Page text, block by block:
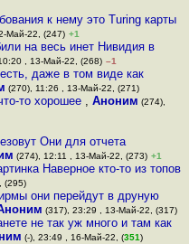
к нему это Turing карты
Май-22, (247) +1
на весь инет Нивидия в
, 13-Май-22, (268) –1
даже в том виде как
(270), 11:26 , 13-Май-22, (271)
то хорошее , Аноним (274),
Они для отчета
(274), 12:11 , 13-Май-22, (273) +1
Наверное кто-то из топов
(295)
они перейдут в друную
(317), 23:29 , 13-Май-22, (317)
не так уж много и там как
(-), 23:49 , 16-Май-22, (351)